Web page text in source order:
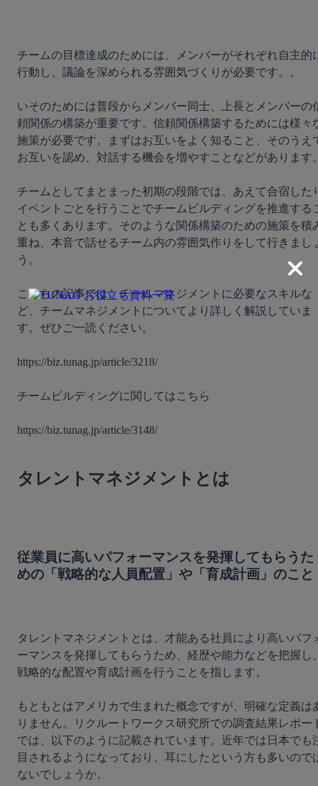
チームの目標達成のためには、メンバーがそれぞれ自主的
行動し、議論を深められる雰囲気づくりが必要です。。
いそのためには普段からメンバー同士、上長とメンバーの
頼関係の構築が重要です。信頼関係構築するためには様々
施策が必要です。まずはお互いをよく知ること、そのうえ
お互いを認め、対話する機会を増やすことなどがあります
チームとしてまとまった初期の段階では、あえて合宿した
イベントごとを行うことでチームビルディングを推進する
とも多くあります。そのような関係構築のための施策を積
重ね、本音で話せるチーム内の雰囲気作りをして行きまし
う。
こちらの記事では、チームマネジメントに必要なスキルな
ど、チームマネジメントについてより詳しく解説していま
す。ぜひご一読ください。
https://biz.tunag.jp/article/3218/
チームビルディングに関してはこちら
https://biz.tunag.jp/article/3148/
タレントマネジメントとは
従業員に高いパフォーマンスを発揮してもらうた
めの「戦略的な人員配置」や「育成計画」のこと
タレントマネジメントとは、才能ある社員により高いパフ
ーマンスを発揮してもらうため、経歴や能力などを把握し
戦略的な配置や育成計画を行うことを指します。
もともとはアメリカで生まれた概念ですが、明確な定義は
りません。リクルートワークス研究所での調査結果レポー
では、以下のように記載されています。近年では日本でも
目されるようになっており、耳にしたという方も多いので
ないでしょうか。